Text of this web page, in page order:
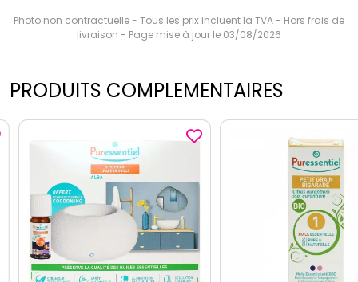
Photo non contractuelle - Tous les prix incluent la TVA - Hors frais de
livraison - Page mise à jour le 03/08/2026
PRODUITS COMPLEMENTAIRES